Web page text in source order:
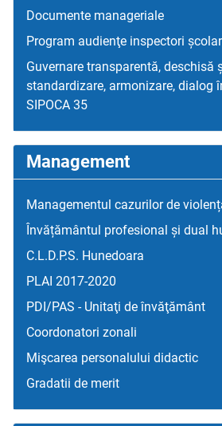
Documente manageriale
Program audienţe inspectori
Guvernare transparentă, deschisă
standardizare, armonizare, dialog
SIPOCA 35
Management
Managementul cazurilor de
Învățământul profesional și dual
C.L.D.P.S. Hunedoara
PLAI 2017-2020
PDI/PAS - Unitaţi de învăţământ
Coordonatori zonali
Mişcarea personalului didactic
Gradatii de merit